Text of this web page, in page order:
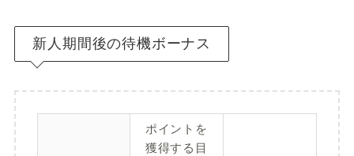
新人期間後の待機ボーナス
ポイントを
獲得する目